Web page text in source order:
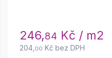
246,84 Kč / m2
204, 00 Kč bez DPH